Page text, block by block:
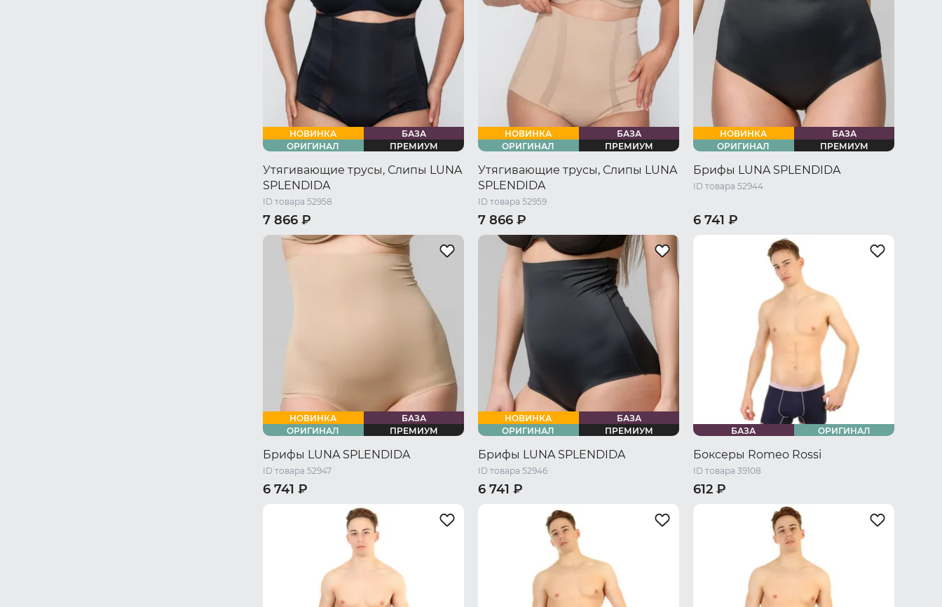
НОВИНКА
БАЗА
ОРИГИНАЛ
ПРЕМИУМ
Утягивающие трусы, Слипы LUNA
SPLENDIDA
ID товара 52958
7 866 ₽
44 RU / S 46 RU / M
48 RU / L
50 RU / XL
54 RU / XXXL
НОВИНКА
БАЗА
ОРИГИНАЛ
ПРЕМИУМ
Утягивающие трусы, Слипы LUNA
SPLENDIDA
ID товара 52959
7 866 ₽
44 RU / S 46 RU / M
48 RU / L
50 RU / XL
52 RU / XXL 54 RU / XXXL
НОВИНКА
БАЗА
ОРИГИНАЛ
ПРЕМИУМ
Брифы LUNA SPLENDIDA
ID товара 52944
6 741 ₽
46 RU / M
52 RU / XXL 54 RU / XXXL
НОВИНКА
БАЗА
ОРИГИНАЛ
ПРЕМИУМ
Брифы LUNA SPLENDIDA
ID товара 52947
6 741 ₽
46 RU / M
52 RU / XXL 54 RU / XXXL
НОВИНКА
БАЗА
ОРИГИНАЛ
ПРЕМИУМ
Брифы LUNA SPLENDIDA
ID товара 52946
6 741 ₽
46 RU / M
52 RU / XXL 54 RU / XXXL
БАЗА ОРИГИНАЛ
Боксеры Romeo Rossi
ID товара 39108
612 ₽
46 RU / M
52 RU / XXL
54 RU / XXXL
58 RU / 5XL
62 RU / 7XL